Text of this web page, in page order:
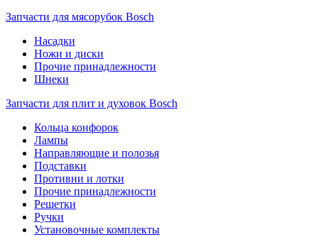
Запчасти для мясорубок Bosch
Насадки
Ножи и диски
Прочие принадлежности
Шнеки
Запчасти для плит и духовок Bosch
Кольца конфорок
Лампы
Направляющие и полозья
Подставки
Противни и лотки
Прочие принадлежности
Решетки
Ручки
Установочные комплекты